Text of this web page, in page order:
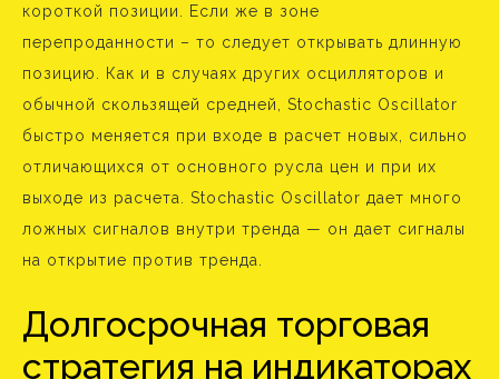
короткой позиции. Если же в зоне
перепроданности – то следует открывать длинную
позицию. Как и в случаях других осцилляторов и
обычной скользящей средней, Stochastic Oscillator
быстро меняется при входе в расчет новых, сильно
отличающихся от основного русла цен и при их
выходе из расчета. Stochastic Oscillator дает много
ложных сигналов внутри тренда — он дает сигналы
на открытие против тренда.
Долгосрочная торговая
стратегия на индикаторах